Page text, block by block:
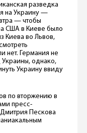
разведка
на Украину —
— чтобы
США в Киеве было
Киева во Львов,
нет.
Германия не
Украины, однако,
Украину ввиду
по вторжению в
пресс-
Пескова